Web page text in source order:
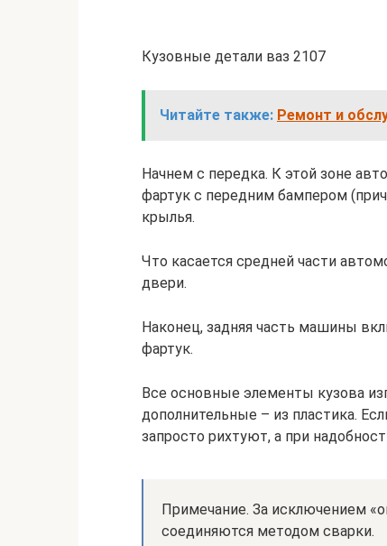
Кузовные детали ваз 2107
Читайте также: Ремонт и
Начнем с передка. К этой зоне
фартук с передним бампером
крылья.
Что касается средней части
двери.
Наконец, задняя часть машины
фартук.
Все основные элементы кузова
дополнительные – из пластика.
запросто рихтуют, а при
Примечание. За исключением
соединяются методом сварки.